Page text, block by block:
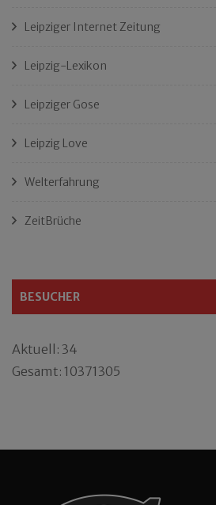
Leipziger Internet Zeitung
Leipzig-Lexikon
Leipziger Gose
Leipzig Love
Welterfahrung
ZeitBrüche
BESUCHER
Aktuell: 34
Gesamt: 10371305